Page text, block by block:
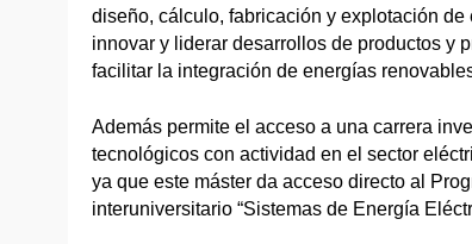
diseño, cálculo, fabricación y explotación
innovar y liderar desarrollos de productos y
facilitar la integración de energías
Además permite el acceso a una carrera
tecnológicos con actividad en el sector
ya que este máster da acceso directo al
interuniversitario “Sistemas de Energía